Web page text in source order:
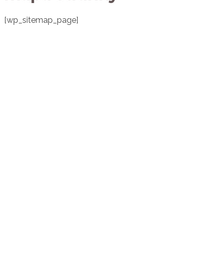
[wp_sitemap_page]